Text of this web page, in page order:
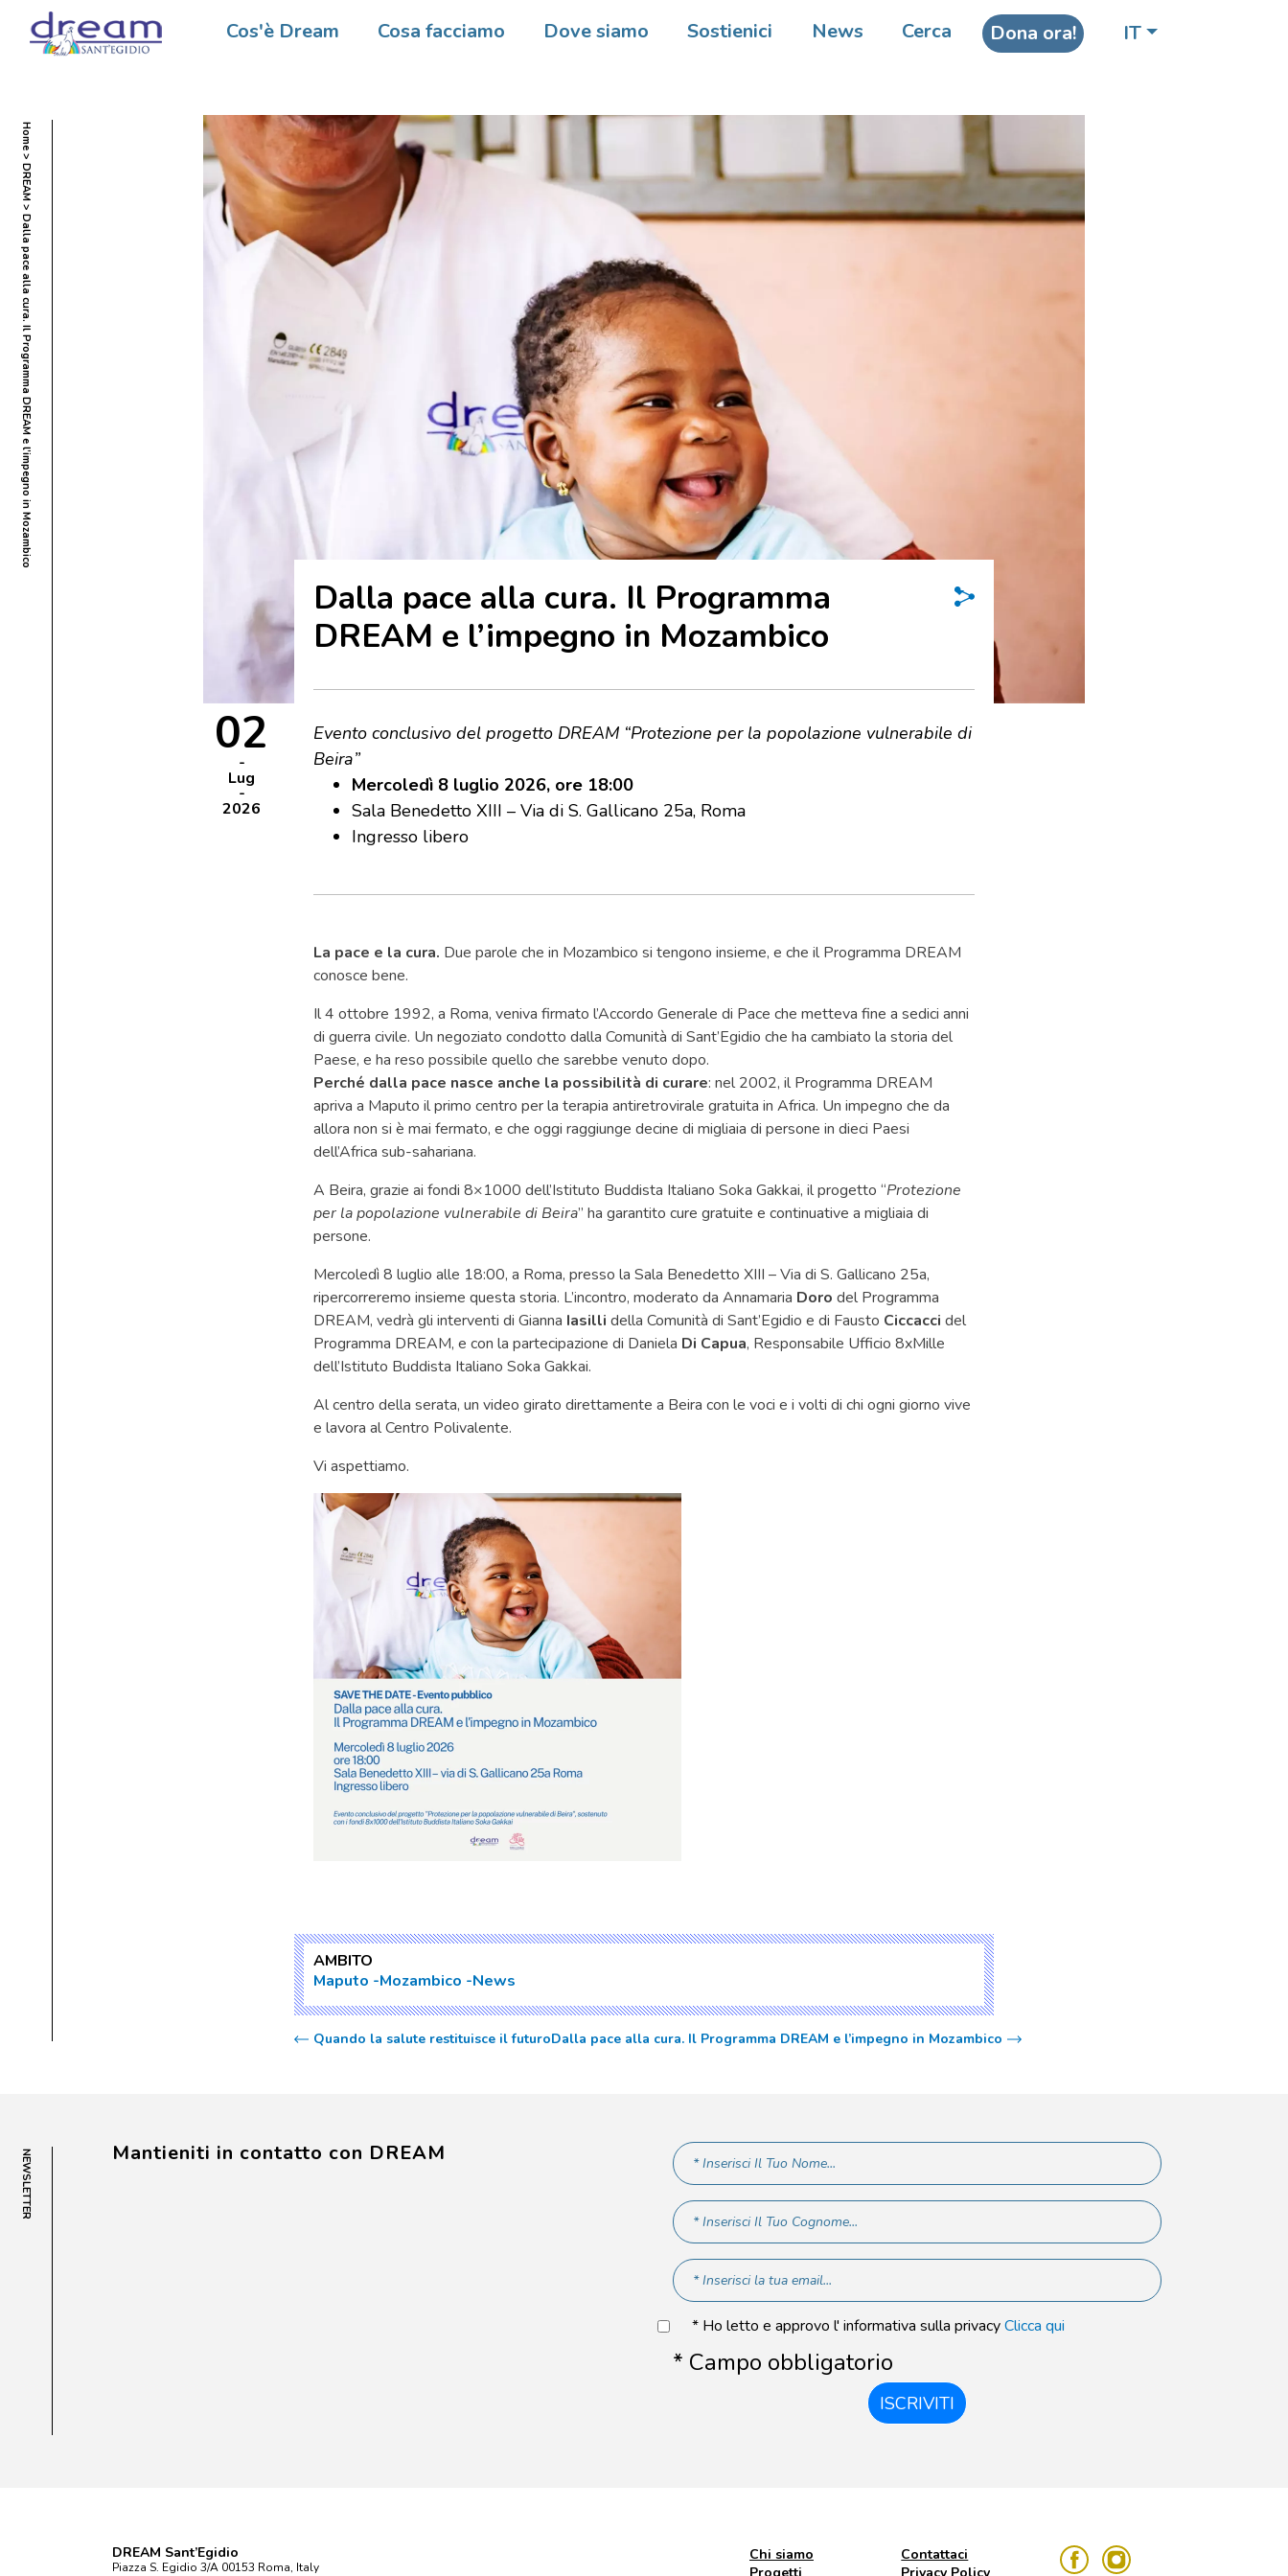
Cos'è Dream Cosa facciamo Dove siamo Sostienici News Cerca Dona ora! IT
Home
DREAM
Dalla pace alla cura. Il Programma DREAM e l’impegno in Mozambico
02
Lug
2026
Dalla pace alla cura. Il Programma
DREAM e l’impegno in Mozambico
Evento conclusivo del progetto DREAM “Protezione per la popolazione vulnerabile di
Beira”
Mercoledì 8 luglio 2026, ore 18:00
Sala Benedetto XIII – Via di S. Gallicano 25a, Roma
Ingresso libero
La pace e la cura. Due parole che in Mozambico si tengono insieme, e che il Programma DREAM
conosce bene.
Il 4 ottobre 1992, a Roma, veniva firmato l’Accordo Generale di Pace che metteva fine a sedici anni
di guerra civile. Un negoziato condotto dalla Comunità di Sant’Egidio che ha cambiato la storia del
Paese, e ha reso possibile quello che sarebbe venuto dopo.
Perché dalla pace nasce anche la possibilità di curare: nel 2002, il Programma DREAM
apriva a Maputo il primo centro per la terapia antiretrovirale gratuita in Africa. Un impegno che da
allora non si è mai fermato, e che oggi raggiunge decine di migliaia di persone in dieci Paesi
dell’Africa sub-sahariana.
A Beira, grazie ai fondi 8×1000 dell’Istituto Buddista Italiano Soka Gakkai, il progetto “Protezione
per la popolazione vulnerabile di Beira” ha garantito cure gratuite e continuative a migliaia di
persone.
Mercoledì 8 luglio alle 18:00, a Roma, presso la Sala Benedetto XIII – Via di S. Gallicano 25a,
ripercorreremo insieme questa storia. L’incontro, moderato da Annamaria Doro del Programma
DREAM, vedrà gli interventi di Gianna Iasilli della Comunità di Sant’Egidio e di Fausto Ciccacci del
Programma DREAM, e con la partecipazione di Daniela Di Capua, Responsabile Ufficio 8xMille
dell’Istituto Buddista Italiano Soka Gakkai.
Al centro della serata, un video girato direttamente a Beira con le voci e i volti di chi ogni giorno vive
e lavora al Centro Polivalente.
Vi aspettiamo.
AMBITO
Maputo Mozambico News
Quando la salute restituisce il futuroDalla pace alla cura. Il Programma DREAM e l’impegno in Mozambico
NEWSLETTER Mantieniti in contatto con DREAM
* Ho letto e approvo l' informativa sulla privacyClicca qui
* Campo obbligatorio
ISCRIVITI
DREAM Sant’Egidio
Piazza S. Egidio 3/A 00153 Roma, Italy
Chi siamo
Contattaci